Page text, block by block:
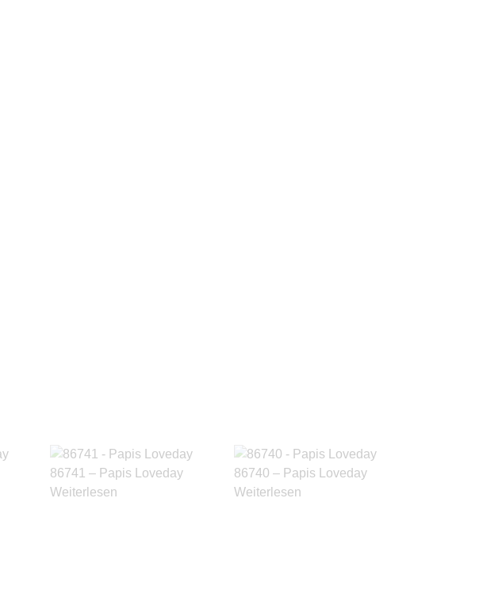
86741 – Papis Loveday
Weiterlesen
86740 – Papis Loveday
Weiterlesen